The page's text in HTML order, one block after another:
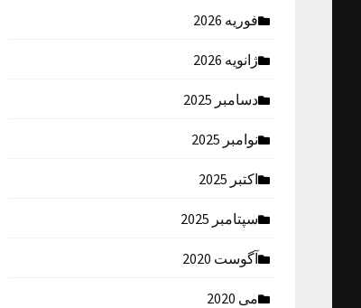
فوریه 2026
ژانویه 2026
دسامبر 2025
نوامبر 2025
اکتبر 2025
سپتامبر 2025
آگوست 2020
می 2020